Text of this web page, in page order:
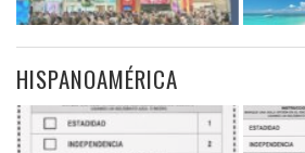
HISPANOAMÉRICA